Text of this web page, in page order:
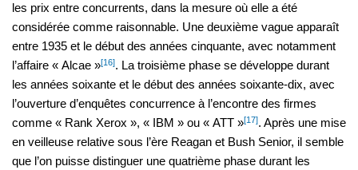
les prix entre concurrents, dans la mesure où elle a été
considérée comme raisonnable. Une deuxième vague apparaît
entre 1935 et le début des années cinquante, avec notamment
l’affaire « Alcae »[16]. La troisième phase se développe durant
les années soixante et le début des années soixante-dix, avec
l’ouverture d’enquêtes concurrence à l’encontre des firmes
comme « Rank Xerox », « IBM » ou « ATT »[17]. Après une mise
en veilleuse relative sous l’ère Reagan et Bush Senior, il semble
que l’on puisse distinguer une quatrième phase durant les